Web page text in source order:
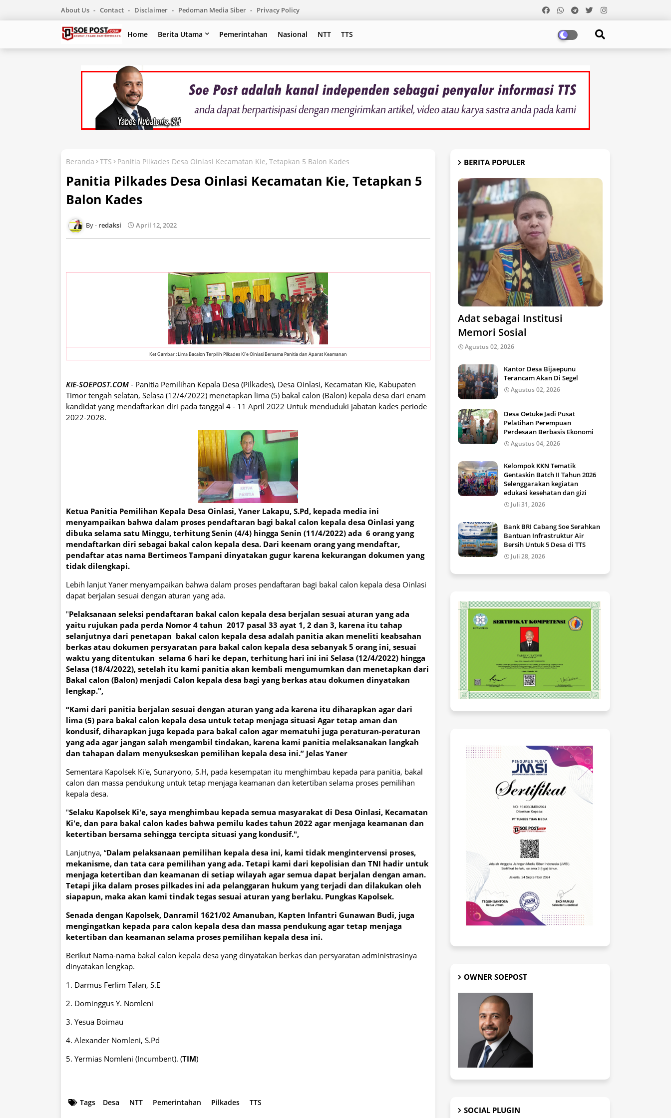
About Us Contact Disclaimer Pedoman Media Siber Privacy Policy
Home Berita Utama Pemerintahan Nasional NTT TTS
Beranda TTS Panitia Pilkades Desa Oinlasi Kecamatan Kie, Tetapkan 5 Balon Kades
Panitia Pilkades Desa Oinlasi Kecamatan Kie, Tetapkan 5
Balon Kades
redaksi April 12, 2022
Ket Gambar : Lima Bacalon Terpilih Pilkades Ki'e Oinlasi Bersama Panitia dan Aparat Keamanan
KIE-SOEPOST.COM - Panitia Pemilihan Kepala Desa (Pilkades), Desa Oinlasi, Kecamatan Kie, Kabupaten
Timor tengah selatan, Selasa (12/4/2022) menetapkan lima (5) bakal calon (Balon) kepala desa dari enam
kandidat yang mendaftarkan diri pada tanggal 4 - 11 April 2022 Untuk menduduki jabatan kades periode
2022-2028.
Ketua Panitia Pemilihan Kepala Desa Oinlasi, Yaner Lakapu, S.Pd, kepada media ini
menyampaikan bahwa dalam proses pendaftaran bagi bakal calon kepala desa Oinlasi yang
dibuka selama satu Minggu, terhitung Senin (4/4) hingga Senin (11/4/2022) ada 6 orang yang
mendaftarkan diri sebagai bakal calon kepala desa. Dari keenam orang yang mendaftar,
pendaftar atas nama Bertimeos Tampani dinyatakan gugur karena kekurangan dokumen yang
tidak dilengkapi.
Lebih lanjut Yaner menyampaikan bahwa dalam proses pendaftaran bagi bakal calon kepala desa Oinlasi
dapat berjalan sesuai dengan aturan yang ada.
"Pelaksanaan seleksi pendaftaran bakal calon kepala desa berjalan sesuai aturan yang ada
yaitu rujukan pada perda Nomor 4 tahun 2017 pasal 33 ayat 1, 2 dan 3, karena itu tahap
selanjutnya dari penetapan bakal calon kepala desa adalah panitia akan meneliti keabsahan
berkas atau dokumen persyaratan para bakal calon kepala desa sebanyak 5 orang ini, sesuai
waktu yang ditentukan selama 6 hari ke depan, terhitung hari ini ini Selasa (12/4/2022) hingga
Selasa (18/4/2022), setelah itu kami panitia akan kembali mengumumkan dan menetapkan dari
Bakal calon (Balon) menjadi Calon kepala desa bagi yang berkas atau dokumen dinyatakan
lengkap.",
“Kami dari panitia berjalan sesuai dengan aturan yang ada karena itu diharapkan agar dari
lima (5) para bakal calon kepala desa untuk tetap menjaga situasi Agar tetap aman dan
kondusif, diharapkan juga kepada para bakal calon agar mematuhi juga peraturan-peraturan
yang ada agar jangan salah mengambil tindakan, karena kami panitia melaksanakan langkah
dan tahapan dalam menyukseskan pemilihan kepala desa ini.” Jelas Yaner
Sementara Kapolsek Ki'e, Sunaryono, S.H, pada kesempatan itu menghimbau kepada para panitia, bakal
calon dan massa pendukung untuk tetap menjaga keamanan dan ketertiban selama proses pemilihan
kepala desa.
"Selaku Kapolsek Ki'e, saya menghimbau kepada semua masyarakat di Desa Oinlasi, Kecamatan
Ki'e, dan para bakal calon kades bahwa pemilu kades tahun 2022 agar menjaga keamanan dan
ketertiban bersama sehingga tercipta situasi yang kondusif.",
Lanjutnya, “Dalam pelaksanaan pemilihan kepala desa ini, kami tidak mengintervensi proses,
mekanisme, dan tata cara pemilihan yang ada. Tetapi kami dari kepolisian dan TNI hadir untuk
menjaga ketertiban dan keamanan di setiap wilayah agar semua dapat berjalan dengan aman.
Tetapi jika dalam proses pilkades ini ada pelanggaran hukum yang terjadi dan dilakukan oleh
siapapun, maka akan kami tindak tegas sesuai aturan yang berlaku. Pungkas Kapolsek.
Senada dengan Kapolsek, Danramil 1621/02 Amanuban, Kapten Infantri Gunawan Budi, juga
mengingatkan kepada para calon kepala desa dan massa pendukung agar tetap menjaga
ketertiban dan keamanan selama proses pemilihan kepala desa ini.
Berikut Nama-nama bakal calon kepala desa yang dinyatakan berkas dan persyaratan administrasinya
dinyatakan lengkap.
1. Darmus Ferlim Talan, S.E
2. Dominggus Y. Nomleni
3. Yesua Boimau
4. Alexander Nomleni, S.Pd
5. Yermias Nomleni (Incumbent). (TIM)
Tags Desa NTT Pemerintahan Pilkades TTS
BERITA POPULER
Adat sebagai Institusi
Memori Sosial
Agustus 02, 2026
Kantor Desa Bijaepunu
Terancam Akan Di Segel
Agustus 02, 2026
Desa Oetuke Jadi Pusat
Pelatihan Perempuan
Perdesaan Berbasis Ekonomi
Agustus 04, 2026
Kelompok KKN Tematik
Gentaskin Batch II Tahun 2026
Selenggarakan kegiatan
edukasi kesehatan dan gizi
Juli 31, 2026
Bank BRI Cabang Soe Serahkan
Bantuan Infrastruktur Air
Bersih Untuk 5 Desa di TTS
Juli 28, 2026
OWNER SOEPOST
SOCIAL PLUGIN